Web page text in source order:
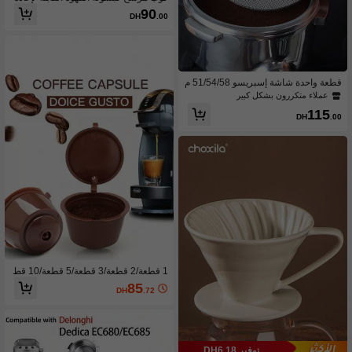
قطعة واحدة شاشة إسبريسو 51/54/58 م
لم - م거 فلتر قهوة فولاذي لا يصدأ قابل لإ
ت قهوة لماكينات إسبريسو ذات قاع مفتو
عملاء متكررون بشكل كبير
DH115.00
الاستخدام: قابل لإعادة التعبئة، لوازم درا
سية للعودة إلى المدرسة
DH90.00
1 قطعة/2 قطعة/3 قطعة/5 قطعة/10 قط
عة كبسولات قهوة قابلة لإعادة الاستخدام
متوافقة مع ماكينات نسكافيه، فلاتر قهوة
هوة قابلة لإعادة الاستخدام ، استمتع بالقه
وة مع ماكينة نسكافيه، رجوع للمدرسة
DH85 .72